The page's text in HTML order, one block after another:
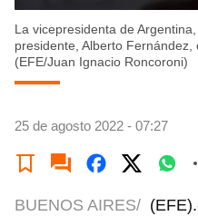
La vicepresidenta de
presidente, Alberto
(EFE/Juan Ignacio Roncoroni)
25 de agosto 2022 - 07:27
BUENOS AIRES/